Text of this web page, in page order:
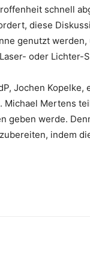
schnell
diese
genutzt
oder Lichter-
Jochen
Mertens
geben werde.
indem